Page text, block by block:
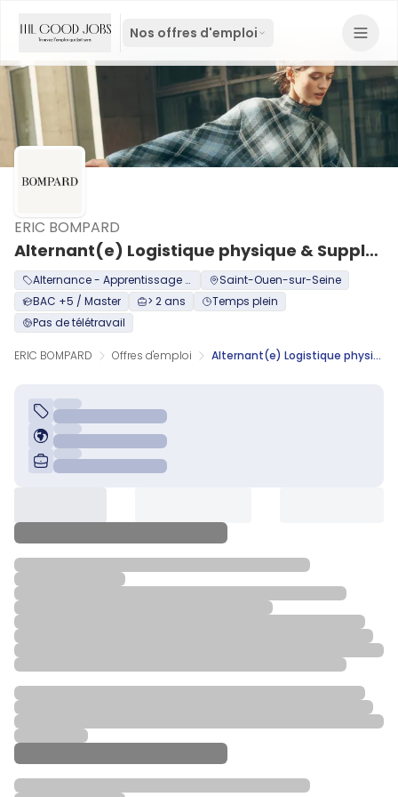
Nos offres d'emploi
Alternant(e) Logistique physique & Supply Chain
ERIC BOMPARD
Alternance - Apprentissage / Professionalisation
Saint-Ouen-sur-Seine
BAC +5 / Master
> 2 ans
Temps plein
Pas de télétravail
ERIC BOMPARD Offres d'emploi Alternant(e) Logistique physique & Supply Chain